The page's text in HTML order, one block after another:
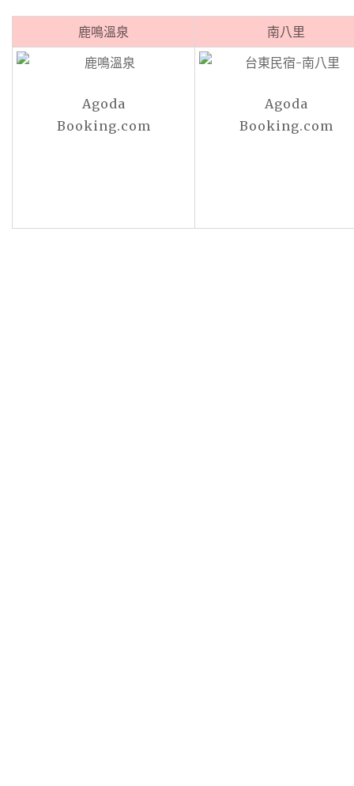
鹿鳴溫泉 南八里
Agoda
Booking.com
Agoda
Booking.com